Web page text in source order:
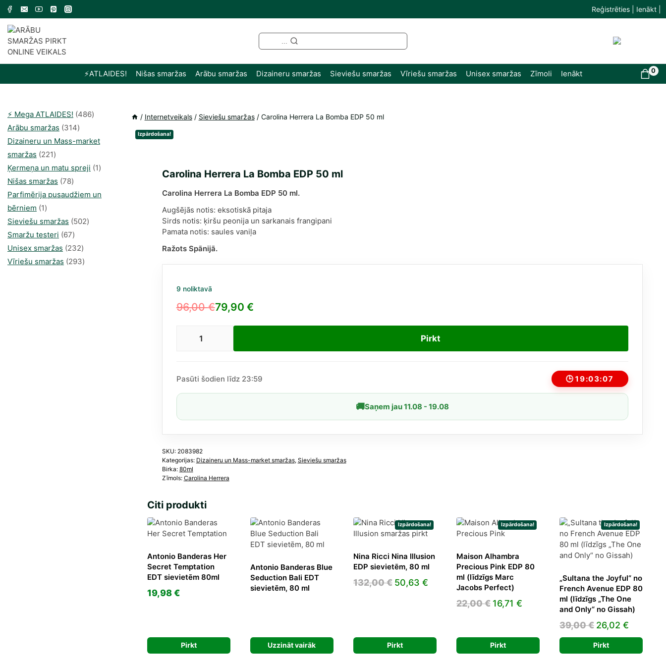
Skip
content
Reģistrēties | Ienākt |
⚡️ATLAIDES! Nišas smaržas Arābu smaržas Dizaineru smaržas Sieviešu smaržas Vīriešu smaržas Unisex smaržas Zīmoli Ienākt 0
/ Internetveikals / Sieviešu smaržas / Carolina Herrera La Bomba EDP 50 ml
Izpārdošana!
Carolina Herrera La Bomba EDP 50 ml
Carolina Herrera La Bomba EDP 50 ml.
Augšējās notis: eksotiskā pitaja
Sirds notis: ķiršu peonija un sarkanais frangipani
Pamata notis: saules vaniļa
Ražots Spānijā.
9 noliktavā
96,00€
Original
79,90 €
Current
Bomba
daudzums
Pirkt
Pasūti šodien līdz 23:59 🕒 19:03:07
🚚Saņem jau 11.08 - 19.08
SKU: 2083982
Kategorijas: Dizaineru un Mass-market smaržas, Sieviešu smaržas
Birka: 80ml
Zīmols: Carolina Herrera
Citi produkti
Antonio Banderas Her
Secret Temptation
EDT sievietēm 80ml
19,98€
Pirkt
Antonio Banderas Blue
Seduction Bali EDT
sievietēm, 80 ml
Uzzināt vairāk
Izpārdošana!
Nina Ricci Nina Illusion
EDP sievietēm, 80 ml
132,00€ Original
50,63 €Current
Pirkt
Izpārdošana!
Maison Alhambra
Precious Pink EDP 80
ml (līdzīgs Marc
Jacobs Perfect)
22,00€ Original
22,00 €.
16,71 €Current
16,71 €.
Pirkt
Izpārdošana!
„Sultana the Joyful“ no
French Avenue EDP 80
ml (līdzīgs „The One
and Only“ no Gissah)
39,00€ Original
price
was:
26,02 €Current
price
is:
Pirkt
⚡️ Mega ATLAIDES! 486486
Arābu smaržas 314314
produkti
Dizaineru un Mass-market
smaržas 221221
produkts
Ķermeņa un matu spreji 11
Nišas smaržas 7878
produkts
Parfimērija pusaudžiem un
bērniem 11
produkti
Sieviešu smaržas 502502
Smaržu testeri 6767
produkts
Unisex smaržas 232232
produkts
Vīriešu smaržas 293293